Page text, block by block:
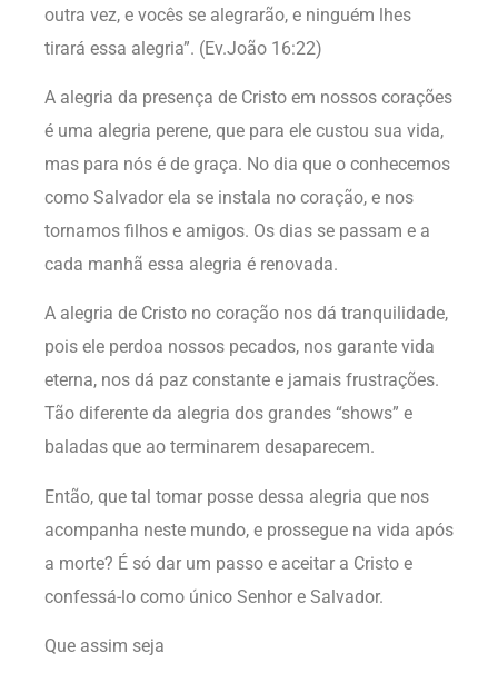
outra vez, e vocês se alegrarão, e ninguém lhes
tirará essa alegria”. (Ev.João 16:22)
A alegria da presença de Cristo em nossos corações
é uma alegria perene, que para ele custou sua vida,
mas para nós é de graça. No dia que o conhecemos
como Salvador ela se instala no coração, e nos
tornamos filhos e amigos. Os dias se passam e a
cada manhã essa alegria é renovada.
A alegria de Cristo no coração nos dá tranquilidade,
pois ele perdoa nossos pecados, nos garante vida
eterna, nos dá paz constante e jamais frustrações.
Tão diferente da alegria dos grandes “shows” e
baladas que ao terminarem desaparecem.
Então, que tal tomar posse dessa alegria que nos
acompanha neste mundo, e prossegue na vida após
a morte? É só dar um passo e aceitar a Cristo e
confessá-lo como único Senhor e Salvador.
Que assim seja